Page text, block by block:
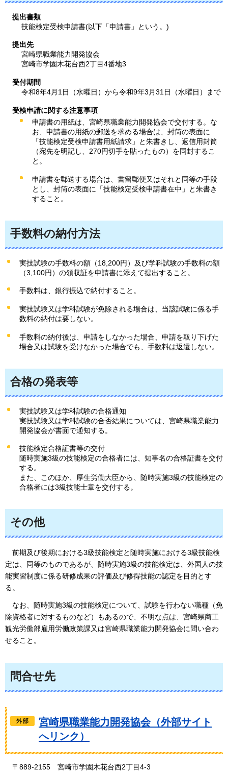
提出書類
技能検定受検申請書(以下「申請書」という。)
提出先
宮崎県職業能力開発協会
宮崎市学園木花台西2丁目4番地3
受付期間
令和8年4月1日（水曜日）から令和9年3月31日（水曜日）まで
受検申請に関する注意事項
申請書の用紙は、宮崎県職業能力開発協会で交付する。な
お、申請書の用紙の郵送を求める場合は、封筒の表面に
「技能検定受検申請書用紙請求」と朱書きし、返信用封筒
（宛先を明記し、270円切手を貼ったもの）を同封するこ
と。
申請書を郵送する場合は、書留郵便又はそれと同等の手段
とし、封筒の表面に「技能検定受検申請書在中」と朱書き
すること。
手数料の納付方法
実技試験の手数料の額（18,200円）及び学科試験の手数料の額
（3,100円）の領収証を申請書に添えて提出すること。
手数料は、銀行振込で納付すること。
実技試験又は学科試験が免除される場合は、当該試験に係る手
数料の納付は要しない。
手数料の納付後は、申請をしなかった場合、申請を取り下げた
場合又は試験を受けなかった場合でも、手数料は返還しない。
合格の発表等
実技試験又は学科試験の合格通知
実技試験又は学科試験の合否結果については、宮崎県職業能力
開発協会が書面で通知する。
技能検定合格証書等の交付
随時実施3級の技能検定の合格者には、知事名の合格証書を交付
する。
また、このほか、厚生労働大臣から、随時実施3級の技能検定の
合格者には3級技能士章を交付する。
その他
前期及び後期における3級技能検定と随時実施における3級技能検
定は、同等のものであるが、随時実施3級の技能検定は、外国人の技
能実習制度に係る研修成果の評価及び修得技能の認定を目的とす
る。
なお、随時実施3級の技能検定について、試験を行わない職種（免
除資格者に対するものなど）もあるので、不明な点は、宮崎県商工
観光労働部雇用労働政策課又は宮崎県職業能力開発協会に問い合わ
せること。
問合せ先
宮崎県職業能力開発協会（外部サイト
へリンク）
〒889-2155 宮崎市学園木花台西2丁目4-3